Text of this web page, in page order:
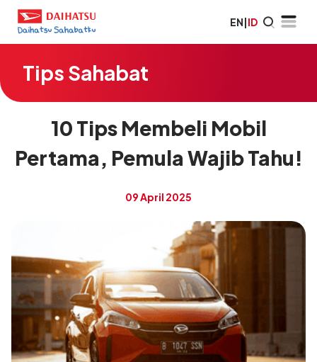
EN|ID
Tips Sahabat
10 Tips Membeli Mobil
Pertama, Pemula Wajib Tahu!
09 April 2025